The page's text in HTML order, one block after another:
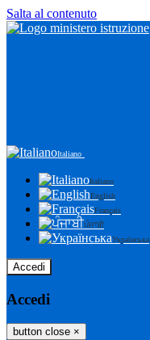
Salta al contenuto
Italiano
Italiano
English
Français
ਪੰਜਾਬੀ
Українська
Accedi
Accedi
button close ×